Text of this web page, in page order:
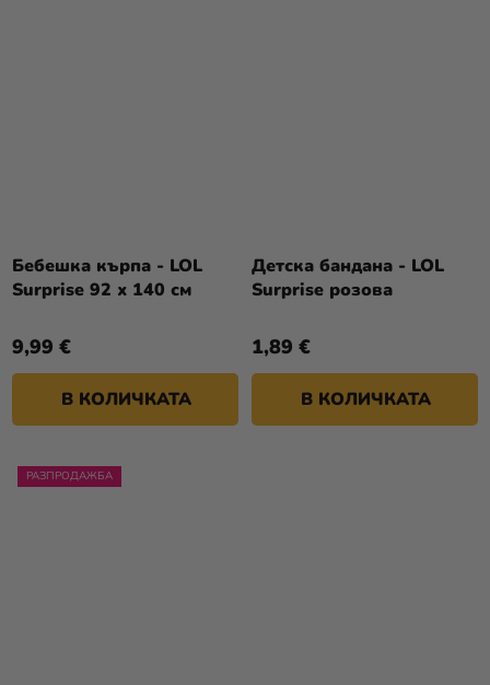
Бебешка кърпа - LOL
Surprise 92 х 140 см
9,99 €
В КОЛИЧКАТА
Детска бандана - LOL
Surprise розова
1,89 €
В КОЛИЧКАТА
РАЗПРОДАЖБА